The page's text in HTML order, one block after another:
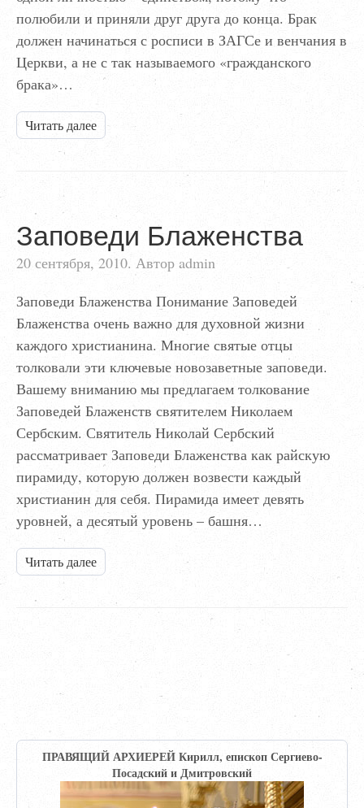
полюбили и приняли друг друга до конца. Брак
должен начинаться с росписи в ЗАГСе и венчания в
Церкви, а не с так называемого «гражданского
брака»…
Читать далее
Заповеди Блаженства
20 сентября, 2010. Автор admin
Заповеди Блаженства Понимание Заповедей
Блаженства очень важно для духовной жизни
каждого христианина. Многие святые отцы
толковали эти ключевые новозаветные заповеди.
Вашему вниманию мы предлагаем толкование
Заповедей Блаженств святителем Николаем
Сербским. Святитель Николай Сербский
рассматривает Заповеди Блаженства как райскую
пирамиду, которую должен возвести каждый
христианин для себя. Пирамида имеет девять
уровней, а десятый уровень – башня…
Читать далее
ПРАВЯЩИЙ АРХИЕРЕЙ Кирилл, епископ Сергиево-
Посадский и Дмитровский